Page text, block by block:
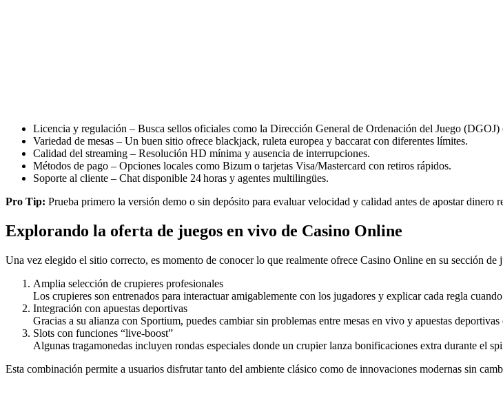
Licencia y regulación – Busca sellos oficiales como la Dirección General de Ordenación del Juego
Variedad de mesas – Un buen sitio ofrece blackjack, ruleta europea y baccarat con diferentes límites.
Calidad del streaming – Resolución HD mínima y ausencia de interrupciones.
Métodos de pago – Opciones locales como Bizum o tarjetas Visa/Mastercard con retiros rápidos.
Soporte al cliente – Chat disponible 24 horas y agentes multilingües.
Pro Tip: Prueba primero la versión demo o sin depósito para evaluar velocidad y calidad antes de apostar dinero
Explorando la oferta de juegos en vivo de Casino Online
Una vez elegido el sitio correcto, es momento de conocer lo que realmente ofrece Casino Online en su sección de
Amplia selección de crupieres profesionales
Los crupieres son entrenados para interactuar amigablemente con los jugadores y explicar cada regla cuando
Integración con apuestas deportivas
Gracias a su alianza con Sportium, puedes cambiar sin problemas entre mesas en vivo y apuestas
Slots con funciones “live‑boost”
Algunas tragamonedas incluyen rondas especiales donde un crupier lanza bonificaciones extra durante el
Esta combinación permite a usuarios disfrutar tanto del ambiente clásico como de innovaciones modernas sin